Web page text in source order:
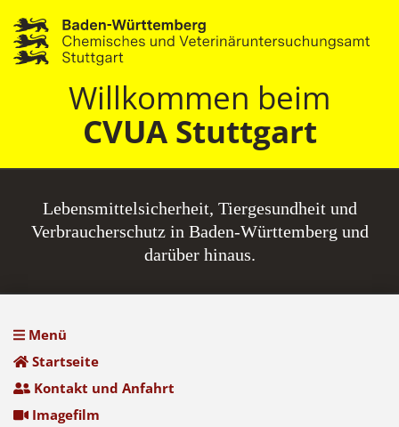
Willkommen beim
CVUA Stuttgart
Lebensmittel­sicherheit, Tiergesundheit und
Verbraucherschutz in Baden-Württemberg und
darüber hinaus.
Menü
Startseite
Kontakt und Anfahrt
Imagefilm